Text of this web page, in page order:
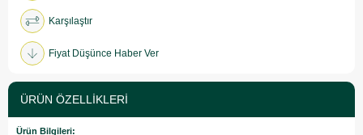
Karşılaştır
Fiyat Düşünce Haber Ver
ÜRÜN ÖZELLIKLERI
Ürün Bilgileri: